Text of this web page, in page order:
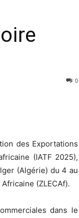
0
des Exportations
(IATF 2025),
(Algérie) du 4 au
(ZLECAf).
dans le